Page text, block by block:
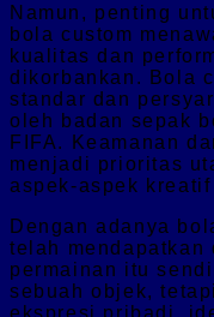
Namun, penting
bola custom
kualitas dan
dikorbankan. Bola
standar dan
oleh badan sepak
FIFA. Keamanan
menjadi prioritas
aspek-aspek
Dengan adanya
telah
permainan itu
sebuah objek,
ekspresi pribadi,